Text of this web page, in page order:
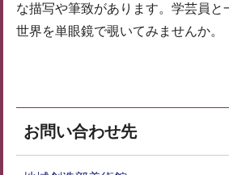
な描写や筆致があります。学芸員と
世界を単眼鏡で覗いてみませんか。
お問い合わせ先